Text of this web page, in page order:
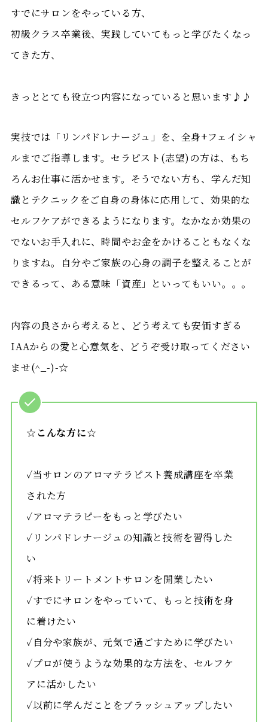
すでにサロンをやっている方、
初級クラス卒業後、実践していてもっと学びたくなっ
てきた方、
きっととても役立つ内容になっていると思います♪♪
実技では「リンパドレナージュ」を、全身+フェイシャ
ルまでご指導します。セラピスト(志望)の方は、もち
ろんお仕事に活かせます。そうでない方も、学んだ知
識とテクニックをご自身の身体に応用して、効果的な
セルフケアができるようになります。なかなか効果の
でないお手入れに、時間やお金をかけることもなくな
りますね。自分やご家族の心身の調子を整えることが
できるって、ある意味「資産」といってもいい。。。
内容の良さから考えると、どう考えても安価すぎる
IAAからの愛と心意気を、どうぞ受け取ってください
ませ(^_-)-☆
☆こんな方に☆
✓当サロンのアロマテラピスト養成講座を卒業
された方
✓アロマテラピーをもっと学びたい
✓リンパドレナージュの知識と技術を習得した
い
✓将来トリートメントサロンを開業したい
✓すでにサロンをやっていて、もっと技術を身
に着けたい
✓自分や家族が、元気で過ごすために学びたい
✓プロが使うような効果的な方法を、セルフケ
アに活かしたい
✓以前に学んだことをブラッシュアップしたい